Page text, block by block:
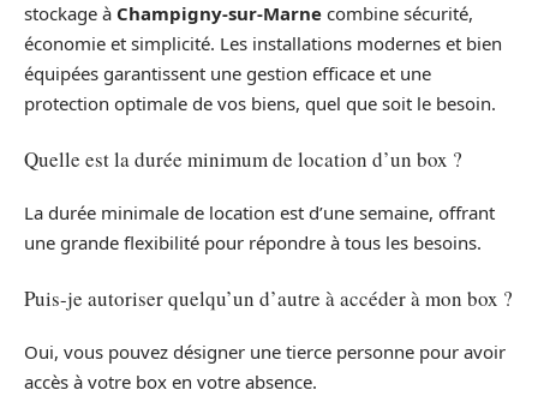
stockage à Champigny-sur-Marne combine sécurité,
économie et simplicité. Les installations modernes et bien
équipées garantissent une gestion efficace et une
protection optimale de vos biens, quel que soit le besoin.
Quelle est la durée minimum de location d’un box ?
La durée minimale de location est d’une semaine, offrant
une grande flexibilité pour répondre à tous les besoins.
Puis-je autoriser quelqu’un d’autre à accéder à mon box ?
Oui, vous pouvez désigner une tierce personne pour avoir
accès à votre box en votre absence.